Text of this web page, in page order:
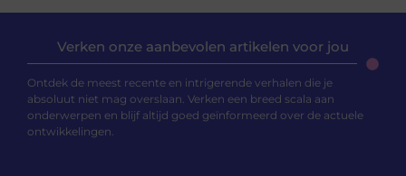
Verken onze aanbevolen artikelen voor jou
Ontdek de meest recente en intrigerende verhalen die je
absoluut niet mag overslaan. Verken een breed scala aan
onderwerpen en blijf altijd goed geïnformeerd over de actuele
ontwikkelingen.